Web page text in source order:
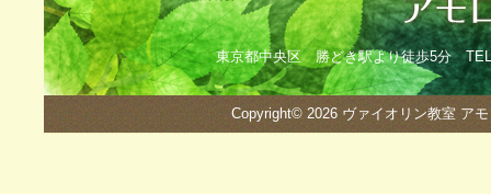
東京都中央区 勝どき駅より徒歩5分
Copyright© 2026 ヴァイオリン教室 ア